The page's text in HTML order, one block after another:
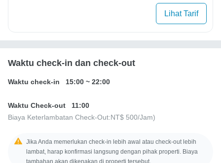
Lihat Tarif
Waktu check-in dan check-out
Waktu check-in 15:00 ~ 22:00
Waktu Check-out
11:00
Biaya Keterlambatan Check-Out:NT$ 500/Jam)
Jika Anda memerlukan check-in lebih awal atau check-out lebih
lambat, harap konfirmasi langsung dengan pihak properti. Biaya
tambahan akan dikenakan di properti tersebut.